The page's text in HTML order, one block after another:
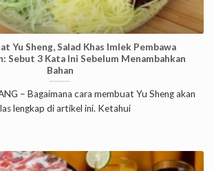
Yu Sheng, Salad Khas Imlek Pembawa
Sebut 3 Kata Ini Sebelum Menambahkan
Bahan
– Bagaimana cara membuat Yu Sheng akan
lengkap di artikel ini. Ketahui